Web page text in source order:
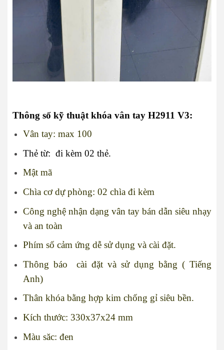
Thông số kỹ thuật khóa vân tay H2911 V3:
Vân tay: max 100
Thẻ từ: đi kèm 02 thẻ.
Mật mã
Chìa cơ dự phòng: 02 chìa đi kèm
Công nghệ nhận dạng vân tay bán dẫn siêu nhạy
và an toàn
Phím số cảm ứng dễ sử dụng và cài đặt.
Thông báo cài đặt và sử dụng bằng ( Tiếng
Anh)
Thân khóa bằng hợp kim chống gỉ siêu bền.
Kích thước: 330x37x24 mm
Màu săc: đen